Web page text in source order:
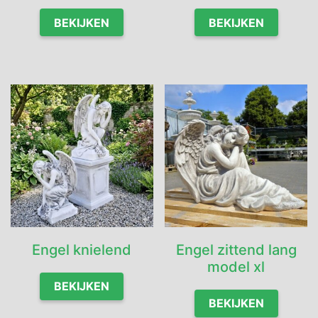
BEKIJKEN BEKIJKEN
Engel knielend
BEKIJKEN
Engel zittend lang
model xl
BEKIJKEN